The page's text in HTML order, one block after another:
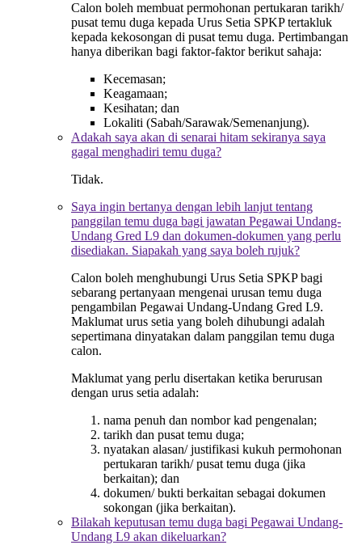
Calon boleh membuat permohonan pertukaran tarikh/
pusat temu duga kepada Urus Setia SPKP tertakluk
kepada kekosongan di pusat temu duga. Pertimbangan
hanya diberikan bagi faktor-faktor berikut sahaja:
Kecemasan;
Keagamaan;
Kesihatan; dan
Lokaliti (Sabah/Sarawak/Semenanjung).
Adakah saya akan di senarai hitam sekiranya saya
gagal menghadiri temu duga?
Tidak.
Saya ingin bertanya dengan lebih lanjut tentang
panggilan temu duga bagi jawatan Pegawai Undang-
Undang Gred L9 dan dokumen-dokumen yang perlu
disediakan. Siapakah yang saya boleh rujuk?
Calon boleh menghubungi Urus Setia SPKP bagi
sebarang pertanyaan mengenai urusan temu duga
pengambilan Pegawai Undang-Undang Gred L9.
Maklumat urus setia yang boleh dihubungi adalah
sepertimana dinyatakan dalam panggilan temu duga
calon.
Maklumat yang perlu disertakan ketika berurusan
dengan urus setia adalah:
nama penuh dan nombor kad pengenalan;
tarikh dan pusat temu duga;
nyatakan alasan/ justifikasi kukuh permohonan
pertukaran tarikh/ pusat temu duga (jika
berkaitan); dan
dokumen/ bukti berkaitan sebagai dokumen
sokongan (jika berkaitan).
Bilakah keputusan temu duga bagi Pegawai Undang-
Undang L9 akan dikeluarkan?